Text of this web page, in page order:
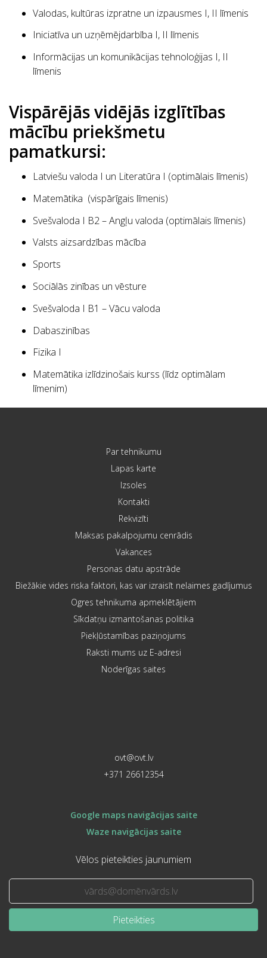
Valodas, kultūras izpratne un izpausmes I, II līmenis
Iniciatīva un uzņēmējdarbība I, II līmenis
Informācijas un komunikācijas tehnoloģijas I, II
līmenis
Vispārējās vidējās izglītības
mācību priekšmetu
pamatkursi:
Latviešu valoda I un Literatūra I (optimālais līmenis)
Matemātika (vispārīgais līmenis)
Svešvaloda I B2 – Angļu valoda (optimālais līmenis)
Valsts aizsardzības mācība
Sports
Sociālās zinības un vēsture
Svešvaloda I B1 – Vācu valoda
Dabaszinības
Fizika I
Matemātika izlīdzinošais kurss (līdz optimālam
līmenim)
Par tehnikumu
Lapas karte
Izsoles
Kontakti
Rekvizīti
Maksas pakalpojumu cenrādis
Vakances
Personas datu apstrāde
Biežākie vides riska faktori, kas var izraisīt nelaimes gadījumus
Ogres tehnikuma apmeklētājiem
Sīkdatņu izmantošanas politika
Piekļūstamības paziņojums
Raksti mums uz E-adresi
Noderīgas saites
ovt@ovt.lv
+371 26612354
Google maps navigācijas saite
Waze navigācijas saite
Vēlos pieteikties jaunumiem
Pieteikties